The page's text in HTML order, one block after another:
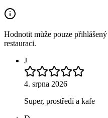
Hodnotit může pouze
restauraci.
J
4. srpna 2026
Super, prostředí a kafe